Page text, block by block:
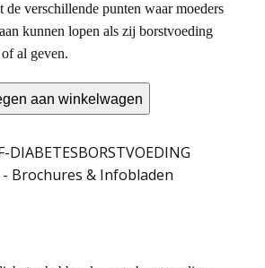
de verschillende punten waar moeders
kunnen lopen als zij borstvoeding
al geven.
aan winkelwagen
DIABETESBORSTVOEDING
- Brochures & Infobladen